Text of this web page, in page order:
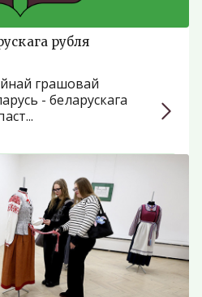
рубля
грашовай
- беларускага